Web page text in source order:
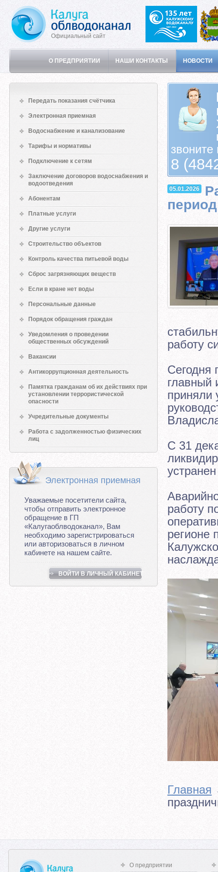
Официальный сайт
О ПРЕДПРИЯТИИ НАШИ КОНТАКТЫ НОВОСТИ
Передать показания счётчика
Электронная приемная
Водоснабжение и канализование
Тарифы и нормативы
Подключение к сетям
Заключение договоров водоснабжения и
водоотведения
Абонентам
Платные услуги
Другие услуги
Строительство объектов
Контроль качества питьевой воды
Сброс загрязняющих веществ
Если в кране нет воды
Персональные данные
Порядок обращения граждан
Уведомления о проведении
общественных обсуждений
Вакансии
Антикоррупционная деятельность
Памятка гражданам об их действиях при
установлении террористической
опасности
Учредительные документы
Работа с задолженностью физических
лиц
Электронная приемная
Уважаемые посетители сайта,
чтобы отправить электронное
обращение в ГП
«Калугаоблводоканал», Вам
необходимо зарегистрироваться
или авторизоваться в личном
кабинете на нашем сайте.
ВОЙТИ В ЛИЧНЫЙ КАБИНЕТ
звоните
8
05.01.2026
период
работу
Сегодня
главный
приняли
С 31
работу
регионе
Главная
О предприятии